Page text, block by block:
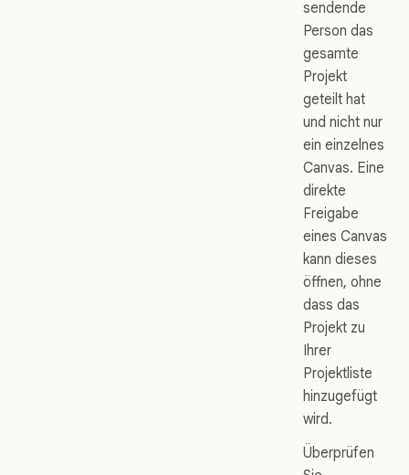
sendende
Person das
gesamte
Projekt
geteilt hat
und nicht nur
ein einzelnes
Canvas. Eine
direkte
Freigabe
eines Canvas
kann dieses
öffnen, ohne
dass das
Projekt zu
Ihrer
Projektliste
hinzugefügt
wird.
Überprüfen